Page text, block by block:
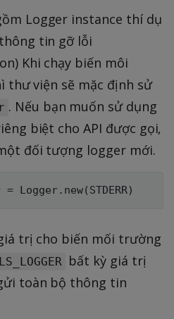
Logger instance thí dụ
tin gỡ lỗi
Khi chạy biến môi
viện sẽ mặc định sử
. Nếu bạn muốn sử dụng
biệt cho API được gọi,
đối tượng logger mới.
trị cho biến mối trường
bất kỳ giá trị
toàn bộ thông tin